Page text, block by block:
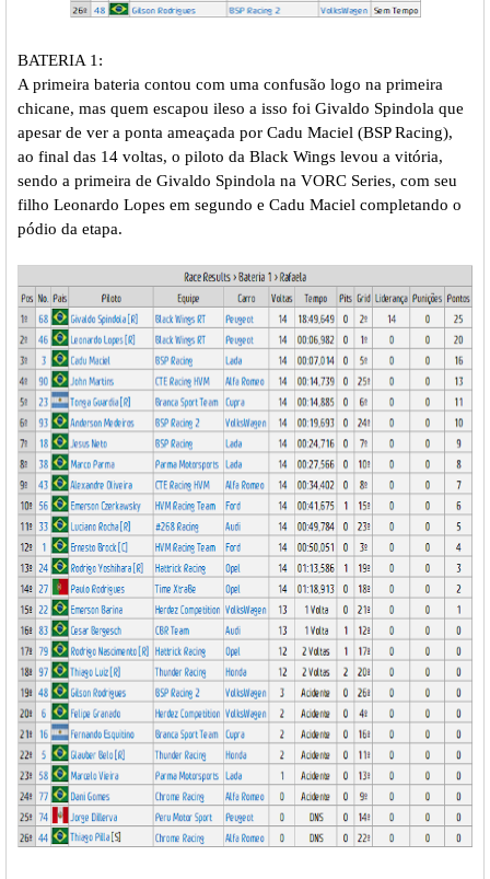
BATERIA 1:
A primeira bateria contou com uma confusão logo na primeira
chicane, mas quem escapou ileso a isso foi Givaldo Spindola que
apesar de ver a ponta ameaçada por Cadu Maciel (BSP Racing),
ao final das 14 voltas, o piloto da Black Wings levou a vitória,
sendo a primeira de Givaldo Spindola na VORC Series, com seu
filho Leonardo Lopes em segundo e Cadu Maciel completando o
pódio da etapa.